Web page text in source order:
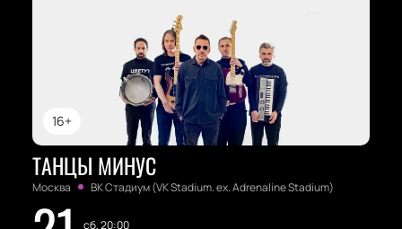
16+
ТАНЦЫ МИНУС
Москва ВК Стадиум (VK Stadium. ex. Adrenaline Stadium)
сб, 20:00